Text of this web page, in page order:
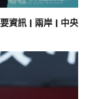
資訊 | 兩岸 | 中央